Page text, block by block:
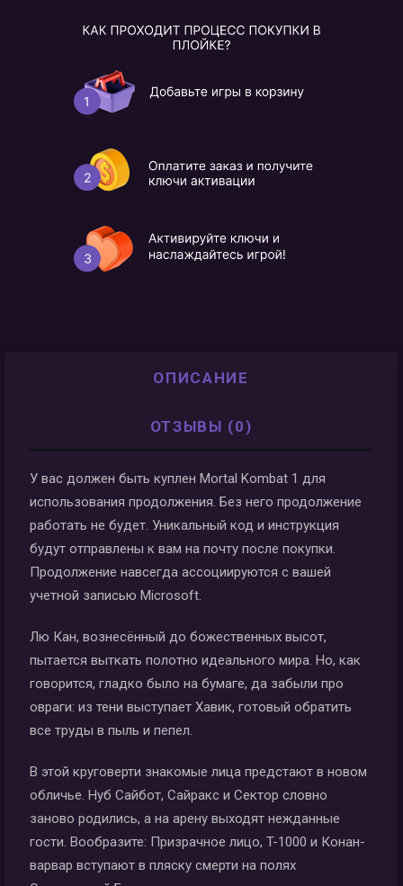
ОПИСАНИЕ
ОТЗЫВЫ (0)
У вас должен быть куплен Mortal Kombat 1 для
использования продолжения. Без него продолжение
работать не будет. Уникальный код и инструкция
будут отправлены к вам на почту после покупки.
Продолжение навсегда ассоциируются с вашей
учетной записью Microsoft.
Лю Кан, вознесённый до божественных высот,
пытается выткать полотно идеального мира. Но, как
говорится, гладко было на бумаге, да забыли про
овраги: из тени выступает Хавик, готовый обратить
все труды в пыль и пепел.
В этой круговерти знакомые лица предстают в новом
обличье. Нуб Сайбот, Сайракс и Сектор словно
заново родились, а на арену выходят нежданные
гости. Вообразите: Призрачное лицо, T-1000 и Конан-
варвар вступают в пляску смерти на полях